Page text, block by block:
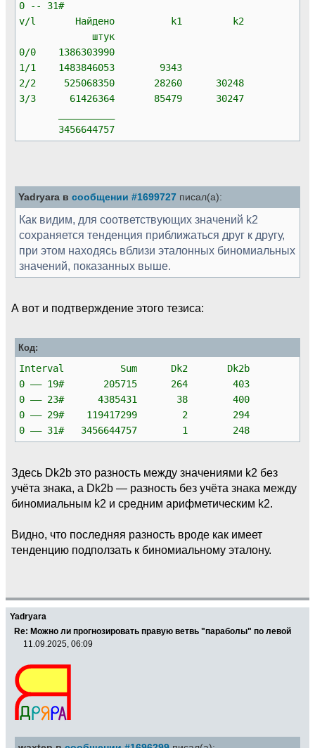
0 -- 31#
v/l Найдено k1 k2
штук
0/0 1386303990
1/1 1483846053 9343
2/2 525068350 28260 30248
3/3 61426364 85479 30247
3456644757
Yadryara в сообщении #1699727 писал(а):
Как видим, для соответствующих значений k2
сохраняется тенденция приближаться друг к другу,
при этом находясь вблизи эталонных биномиальных
значений, показанных выше.
А вот и подтверждение этого тезиса:
Код:
Interval Sum Dk2 Dk2b
0 —— 19# 205715 264 403
0 —— 23# 4385431 38 400
0 —— 29# 119417299 2 294
0 —— 31# 3456644757 1 248
Здесь Dk2b это разность между значениями k2 без
учёта знака, а Dk2b — разность без учёта знака между
биномиальным k2 и средним арифметическим k2.
Видно, что последняя разность вроде как имеет
тенденцию подползать к биномиальному эталону.
Yadryara
Re: Можно ли прогнозировать правую ветвь "параболы" по левой
11.09.2025, 06:09